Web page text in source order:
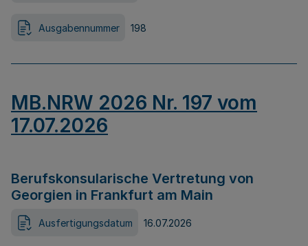
Ausgabennummer 198
MB.NRW 2026 Nr. 197 vom
17.07.2026
Berufskonsularische Vertretung von
Georgien in Frankfurt am Main
Ausfertigungsdatum 16.07.2026